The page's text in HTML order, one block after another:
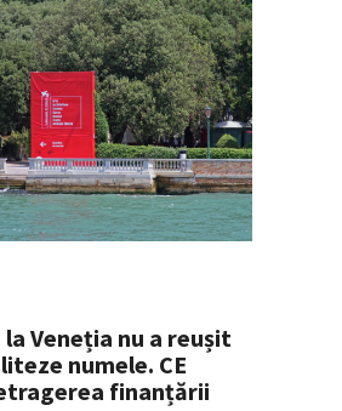
la Veneția nu a reușit
numele. CE
finanțării